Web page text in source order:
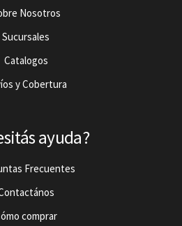
Nosotros
Sucursales
Catalogos
y Cobertura
ayuda?
Frecuentes
comprar